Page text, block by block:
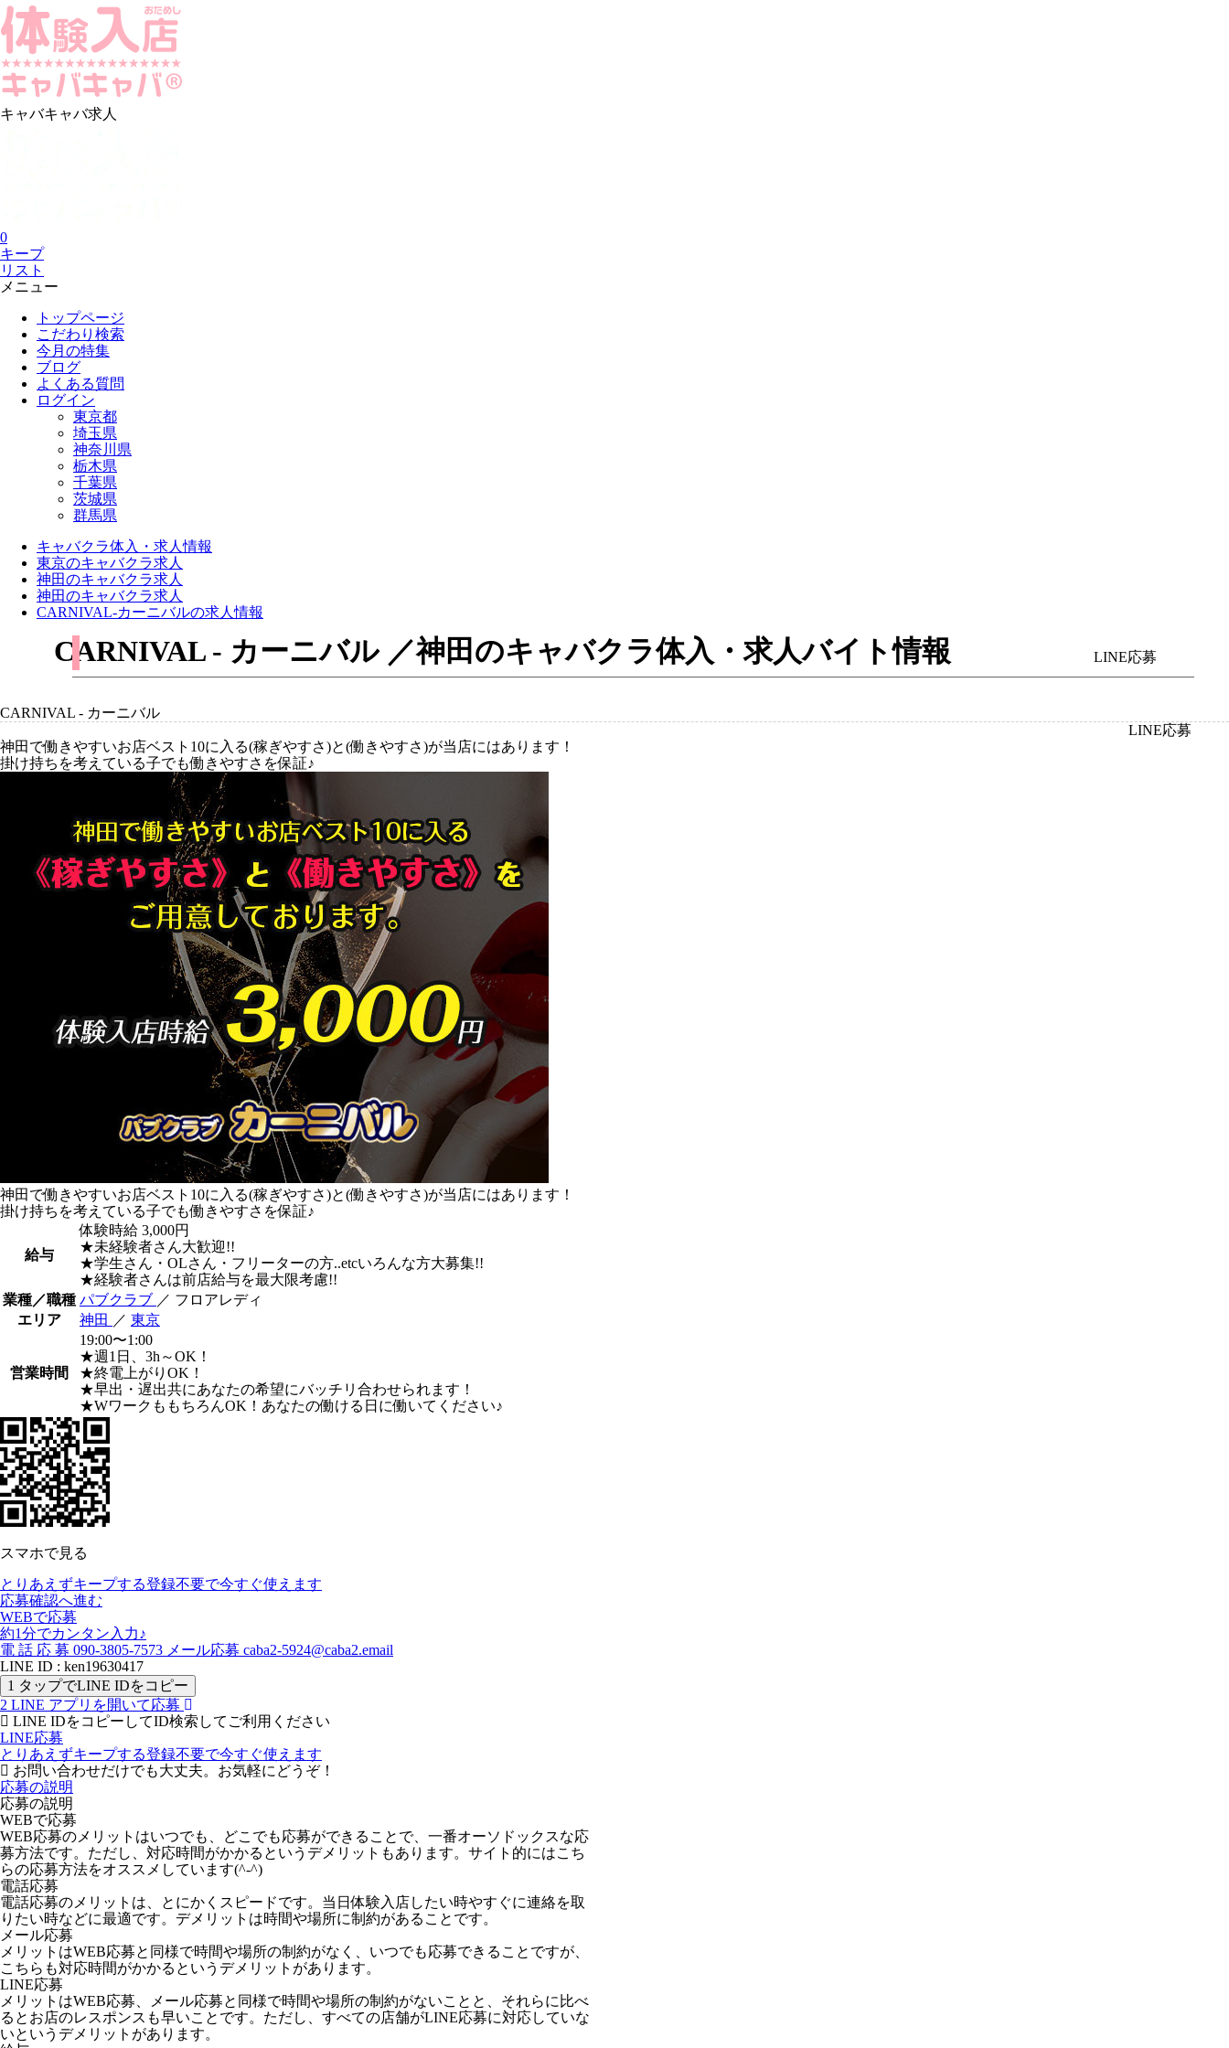
キャバキャバ求人
0
キープ
リスト
メニュー
トップページ
こだわり検索
今月の特集
ブログ
よくある質問
ログイン
東京都
埼玉県
神奈川県
栃木県
千葉県
茨城県
群馬県
キャバクラ体入・求人情報
東京のキャバクラ求人
神田のキャバクラ求人
神田のキャバクラ求人
CARNIVAL-カーニバルの求人情報
CARNIVAL - カーニバル ／神田のキャバクラ体入・求人バイト情報 LINE応募
CARNIVAL - カーニバル
LINE応募
神田で働きやすいお店ベスト10に入る(稼ぎやすさ)と(働きやすさ)が当店にはあります！
掛け持ちを考えている子でも働きやすさを保証♪
神田で働きやすいお店ベスト10に入る(稼ぎやすさ)と(働きやすさ)が当店にはあります！
掛け持ちを考えている子でも働きやすさを保証♪
給与
体験時給 3,000円
★未経験者さん大歓迎!!
★学生さん・OLさん・フリーターの方..etcいろんな方大募集!!
★経験者さんは前店給与を最大限考慮!!
業種／職種 パブクラブ ／ フロアレディ
エリア
神田 ／ 東京
営業時間
19:00〜1:00
★週1日、3h～OK！
★終電上がりOK！
★早出・遅出共にあなたの希望にバッチリ合わせられます！
★WワークももちろんOK！あなたの働ける日に働いてください♪
スマホで見る
とりあえずキープする登録不要で今すぐ使えます
応募確認へ進む
WEBで応募
約1分でカンタン入力♪
電 話 応 募 090-3805-7573 メール応募 caba2-5924@caba2.email
LINE ID : ken19630417
1 タップでLINE IDをコピー
2 LINE アプリを開いて応募
LINE IDをコピーしてID検索してご利用ください
LINE応募
とりあえずキープする登録不要で今すぐ使えます
お問い合わせだけでも大丈夫。お気軽にどうぞ！
応募の説明
応募の説明
WEBで応募
WEB応募のメリットはいつでも、どこでも応募ができることで、一番オーソドックスな応
募方法です。ただし、対応時間がかかるというデメリットもあります。サイト的にはこち
らの応募方法をオススメしています(^-^)
電話応募
電話応募のメリットは、とにかくスピードです。当日体験入店したい時やすぐに連絡を取
りたい時などに最適です。デメリットは時間や場所に制約があることです。
メール応募
メリットはWEB応募と同様で時間や場所の制約がなく、いつでも応募できることですが、
こちらも対応時間がかかるというデメリットがあります。
LINE応募
メリットはWEB応募、メール応募と同様で時間や場所の制約がないことと、それらに比べ
るとお店のレスポンスも早いことです。ただし、すべての店舗がLINE応募に対応していな
いというデメリットがあります。